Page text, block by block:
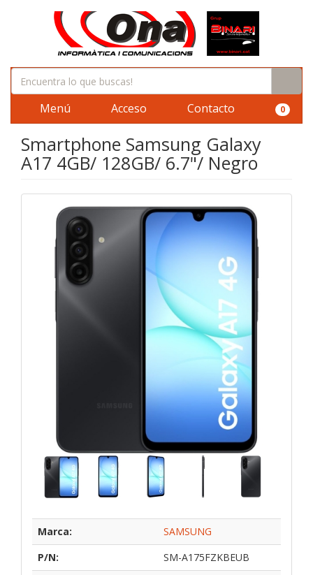
Menú Acceso Contacto 0
Smartphone Samsung Galaxy
A17 4GB/ 128GB/ 6.7"/ Negro
Marca:
SAMSUNG
P/N:
SM-A175FZKBEUB